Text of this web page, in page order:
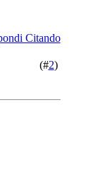
(#2)